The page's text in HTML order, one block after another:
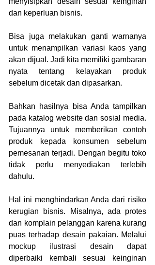
dan keperluan bisnis.
Bisa juga melakukan ganti warnanya
untuk menampilkan variasi kaos yang
akan dijual. Jadi kita memiliki gambaran
nyata tentang kelayakan produk
sebelum dicetak dan dipasarkan.
Bahkan hasilnya bisa Anda tampilkan
pada katalog website dan sosial media.
Tujuannya untuk memberikan contoh
produk kepada konsumen sebelum
pemesanan terjadi. Dengan begitu toko
tidak perlu menyediakan terlebih
dahulu.
Hal ini menghindarkan Anda dari risiko
kerugian bisnis. Misalnya, ada protes
dan komplain pelanggan karena kurang
puas terhadap desain pakaian. Melalui
mockup ilustrasi desain dapat
diperbaiki kembali sesuai keinginan